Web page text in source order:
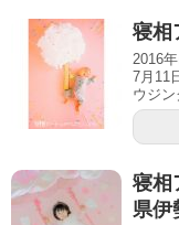
寝相
2016
7月11
ウジン
寝相
県伊